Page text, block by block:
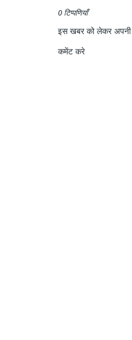
0 टिप्पणियाँ
इस खबर को लेकर अपनी
कमेंट करे